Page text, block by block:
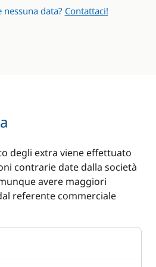
data? Contattaci!
degli extra viene effettuato
contrarie date dalla società
avere maggiori
referente commerciale